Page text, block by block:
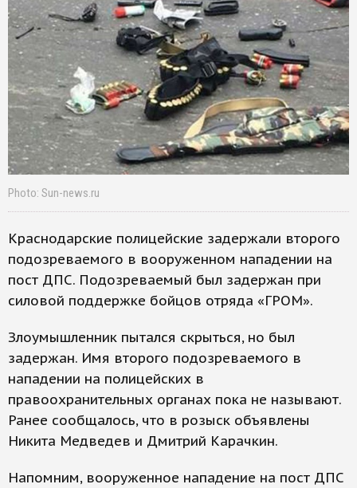
Photo: Sun-news.ru
Краснодарские полицейские задержали второго
подозреваемого в вооруженном нападении на
пост ДПС. Подозреваемый был задержан при
силовой поддержке бойцов отряда «ГРОМ».
Злоумышленник пытался скрыться, но был
задержан. Имя второго подозреваемого в
нападении на полицейских в
правоохранительных органах пока не называют.
Ранее сообщалось, что в розыск объявлены
Никита Медведев и Дмитрий Карачкин.
Напомним, вооруженное нападение на пост ДПС